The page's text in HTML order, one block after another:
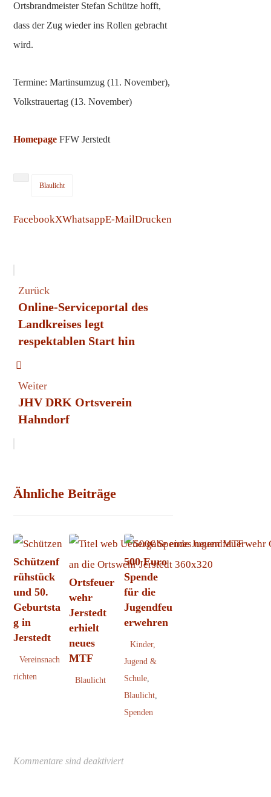
Ortsbrandmeister Stefan Schütze hofft,
dass der Zug wieder ins Rollen gebracht
wird.
Termine: Martinsumzug (11. November),
Volkstrauertag (13. November)
Homepage FFW Jerstedt
Blaulicht
FacebookXWhatsappE-MailDrucken
Zurück
Online-Serviceportal des
Landkreises legt
respektablen Start hin
Weiter
JHV DRK Ortsverein
Hahndorf
Ähnliche Beiträge
Schützenf
rühstück
und 50.
Geburtsta
g in
Jerstedt
Vereinsnach
richten
Ortsfeuer
wehr
Jerstedt
erhielt
neues
MTF
Blaulicht
500 Euro
Spende
für die
Jugendfeu
erwehren
Kinder,
Jugend &
Schule,
Blaulicht,
Spenden
Kommentare sind deaktiviert